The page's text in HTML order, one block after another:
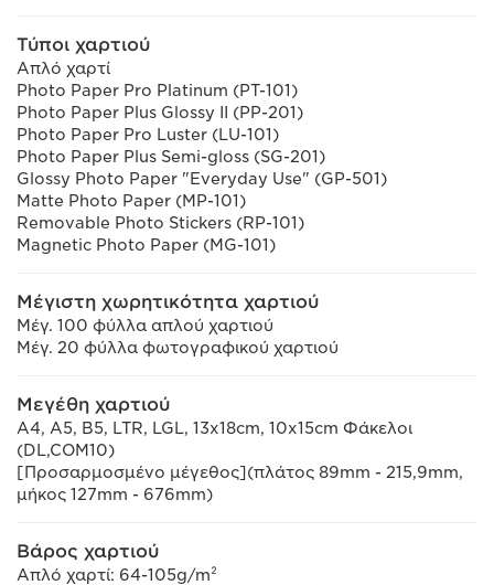
Τύποι χαρτιού
Απλό χαρτί
Photo Paper Pro Platinum (PT-101)
Photo Paper Plus Glossy II (PP-201)
Photo Paper Pro Luster (LU-101)
Photo Paper Plus Semi-gloss (SG-201)
Glossy Photo Paper "Everyday Use" (GP-501)
Matte Photo Paper (MP-101)
Removable Photo Stickers (RP-101)
Magnetic Photo Paper (MG-101)
Μέγιστη χωρητικότητα χαρτιού
Μέγ. 100 φύλλα απλού χαρτιού
Μέγ. 20 φύλλα φωτογραφικού χαρτιού
Μεγέθη χαρτιού
A4, A5, B5, LTR, LGL, 13x18cm, 10x15cm Φάκελοι
(DL,COM10)
[Προσαρμοσμένο μέγεθος](πλάτος 89mm - 215,9mm,
μήκος 127mm - 676mm)
Βάρος χαρτιού
Απλό χαρτί: 64-105g/m²